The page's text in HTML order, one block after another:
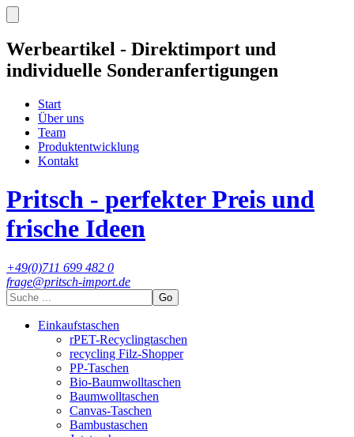
Werbeartikel - Direktimport und
individuelle Sonderanfertigungen
Start
Über uns
Team
Produktentwicklung
Kontakt
Pritsch - perfekter Preis und
frische Ideen
+49(0)711 699 482 0
frage@pritsch-import.de
Go
Einkaufstaschen
rPET-Recyclingtaschen
recycling Filz-Shopper
PP-Taschen
Bio-Baumwolltaschen
Baumwolltaschen
Canvas-Taschen
Bambustaschen